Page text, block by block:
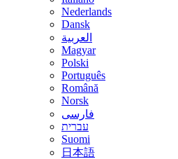
Nederlands
Dansk
العربية
Magyar
Polski
Português
Română
Norsk
فارسی
עברית
Suomi
日本語